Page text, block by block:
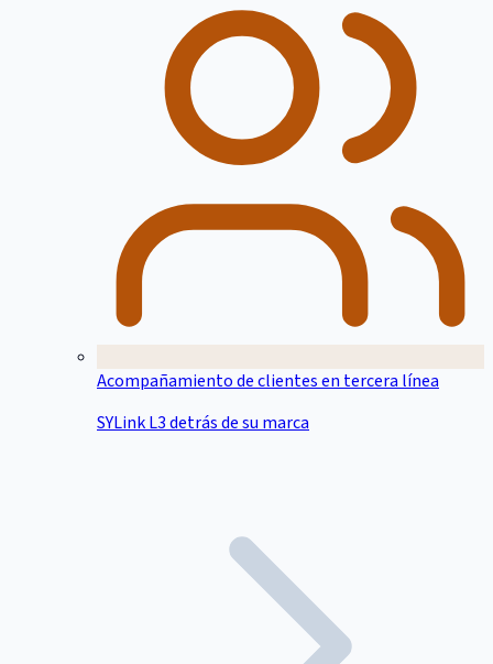
Acompañamiento de clientes en tercera línea
SYLink L3 detrás de su marca